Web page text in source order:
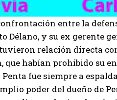
entre la
Délano, y su ex gerente
relación directa
que habían prohibido su
fue siempre a
poder del dueño de